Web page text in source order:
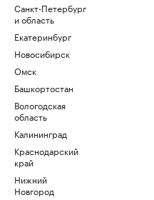
Санкт-Петербург
и область
Екатеринбург
Новосибирск
Омск
Башкортостан
Вологодская
область
Калининград
Краснодарский
край
Нижний
Новгород